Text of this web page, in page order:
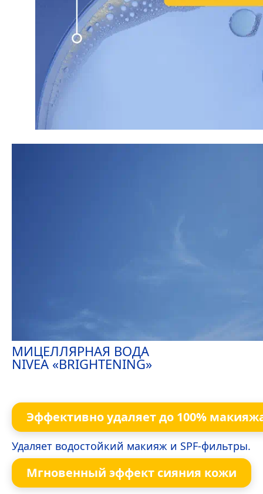
МИЦЕЛЛЯРНАЯ ВОДА
NIVEA «BRIGHTENING»
Эффективно удаляет до 100%
Удаляет водостойкий макияж и SPF-фильтры.
Мгновенный эффект сияния кожи